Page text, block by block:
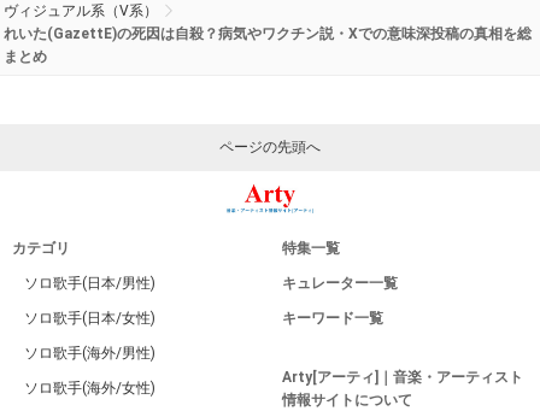
ヴィジュアル系（V系）
れいた(GazettE)の死因は自殺？病気やワクチン説・Xでの意味深投稿の真相を総
まとめ
ページの先頭へ
カテゴリ
ソロ歌手(日本/男性)
ソロ歌手(日本/女性)
ソロ歌手(海外/男性)
ソロ歌手(海外/女性)
特集一覧
キュレーター一覧
キーワード一覧
Arty[アーティ]｜音楽・アーティスト
情報サイトについて